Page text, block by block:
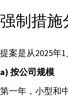
强制措施
提案是从2025年
a) 按公司规模
第一年，小型和